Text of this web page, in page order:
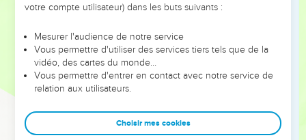
Il y avait loin d'eux un grand troupeau de porcs en train de
Les démons suppliaient Jésus : « Si tu nous chasses,
permets-nous d'aller dans ce troupeau de porcs. »
« Allez-y ! » leur dit-il. Ils sortirent des deux hommes et
entrèrent dans les porcs. Alors tout le troupeau se précipita
du haut de la falaise dans le lac, et ils moururent dans l'eau.
Les gardiens du troupeau s'enfuirent et allèrent dans la
votre compte utilisateur) dans les buts suivants :
Mesurer l'audience de notre service
Vous permettre d'utiliser des services tiers tels que de la
vidéo, des cartes du monde…
Vous permettre d'entrer en contact avec notre service de
relation aux utilisateurs.
Choisir mes cookies